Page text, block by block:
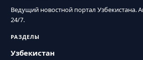
Ведущий новостной портал Узбекистана.
24/7.
РАЗДЕЛЫ
Узбекистан